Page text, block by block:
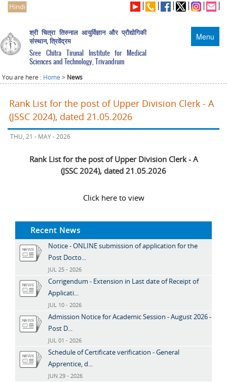
Hindi
Menu
श्री चित्रा तिरुनाल आयुर्विज्ञान और प्रौद्योगिकी
संस्थान, त्रिवेंद्रम
Sree Chitra Tirunal Institute for Medical
Sciences and Technology, Trivandrum
You are here : Home > News
Rank List for the post of Upper Division Clerk - A
(JSSC 2024), dated 21.05.2026
THU, 21 - MAY - 2026
Rank List for the post of Upper Division Clerk - A
(JSSC 2024), dated 21.05.2026
Click here to view
Recent News
Notice - ONLINE submission of application for the
Post Docto...
JUL 25 - 2026
Corrigendum - Extension in Last date of Receipt of
Applicati...
JUL 10 - 2026
Admission Notice for Academic Session - August 2026 -
Post D...
JUL 01 - 2026
Schedule of Certificate verification - General
Apprentice, d...
JUN 29 - 2026